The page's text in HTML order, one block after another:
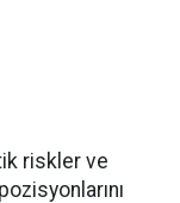
riskler ve